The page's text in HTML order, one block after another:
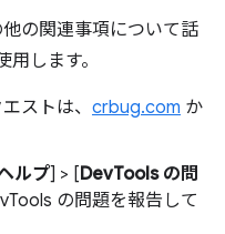
の関連事項について話
します。
ストは、 crbug.com か
ルプ] > [DevTools の問
の問題を報告して